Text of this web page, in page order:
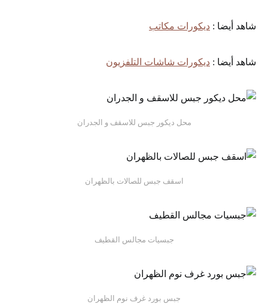
شاهد أيضا : ديكورات مكاتب
شاهد أيضا : ديكورات شاشات التلفزيون
محل ديكور جبس للاسقف و الجدران
اسقف جبس للصالات بالظهران
جبسيات مجالس القطيف
جبس بورد غرف نوم الظهران